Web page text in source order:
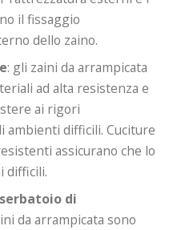
il fissaggio
dello zaino.
: gli zaini da arrampicata
ad alta resistenza e
ai rigori
ambienti difficili. Cuciture
assicurano che lo
difficili.
di
da arrampicata sono